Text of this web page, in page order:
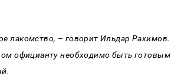
лакомство, – говорит Ильдар Рахимов.
официанту необходимо быть готовым